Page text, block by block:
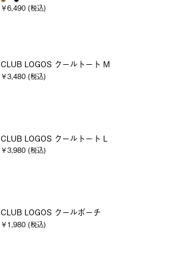
￥6,490 (税込)
CLUB LOGOS クールトート M
￥3,480 (税込)
CLUB LOGOS クールトート L
￥3,980 (税込)
CLUB LOGOS クールポーチ
￥1,980 (税込)